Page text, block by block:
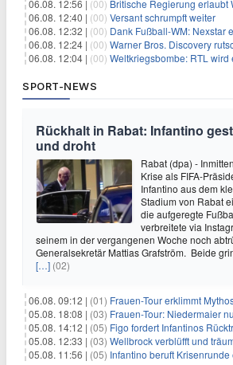
06.08. 12:56 | (00) Britische Regierung erlaubt Warner
06.08. 12:40 | (00) Versant schrumpft weiter
06.08. 12:32 | (00) Dank Fußball-WM: Nexstar
06.08. 12:24 | (00) Warner Bros. Discovery
06.08. 12:04 | (00) Weltkriegsbombe: RTL wird
SPORT-NEWS
Rückhalt in Rabat: Infantino
und droht
Rabat (dpa) -
Krise als FIFA-
Infantino aus dem
Stadium von Rabat
die aufgeregte
verbreitete via
seinem in der vergangenen Woche noch
Generalsekretär Mattias Grafström. Beide
[…] (02)
06.08. 09:12 | (01) Frauen-Tour erklimmt Mythos
05.08. 18:08 | (03) Frauen-Tour: Niedermaier nun
05.08. 14:12 | (05) Figo fordert Infantinos Rücktritt:
05.08. 12:33 | (03) Wellbrock verblüfft und träumt:
05.08. 11:56 | (05) Infantino beruft Krisenrunde ein -